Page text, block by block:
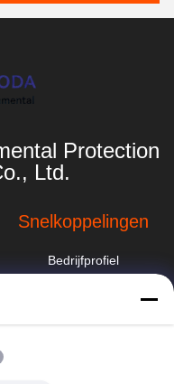
Protection
Ltd.
Snelkoppelingen
Bedrijfprofiel